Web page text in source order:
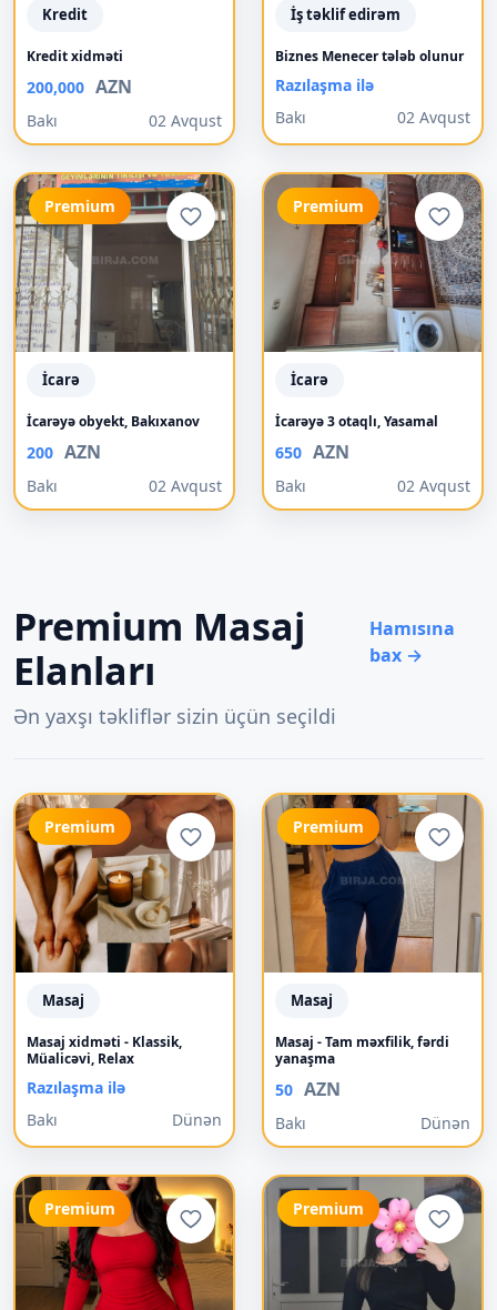
Kredit
Kredit xidməti
200,000 AZN
Bakı 02 Avqust
İş təklif edirəm
Biznes Menecer tələb olunur
Razılaşma ilə
Bakı
02 Avqust
Premium
İcarə
İcarəyə obyekt, Bakıxanov
200 AZN
Bakı 02 Avqust
Premium
İcarə
İcarəyə 3 otaqlı, Yasamal
650 AZN
Bakı 02 Avqust
Premium Masaj
Elanları
Ən yaxşı təkliflər sizin üçün seçildi
Hamısına
bax →
Premium
Masaj
Masaj xidməti - Klassik,
Müalicəvi, Relax
Razılaşma ilə
Bakı
Dünən
Premium
Masaj
Masaj - Tam məxfilik, fərdi
yanaşma
50 AZN
Bakı Dünən
Premium Premium